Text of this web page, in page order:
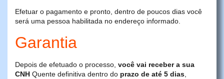
Efetuar o pagamento e pronto, dentro de poucos dias você
será uma pessoa habilitada no endereço informado.
Garantia
Depois de efetuado o processo, você vai receber a sua
CNH Quente definitiva dentro do prazo de até 5 dias,